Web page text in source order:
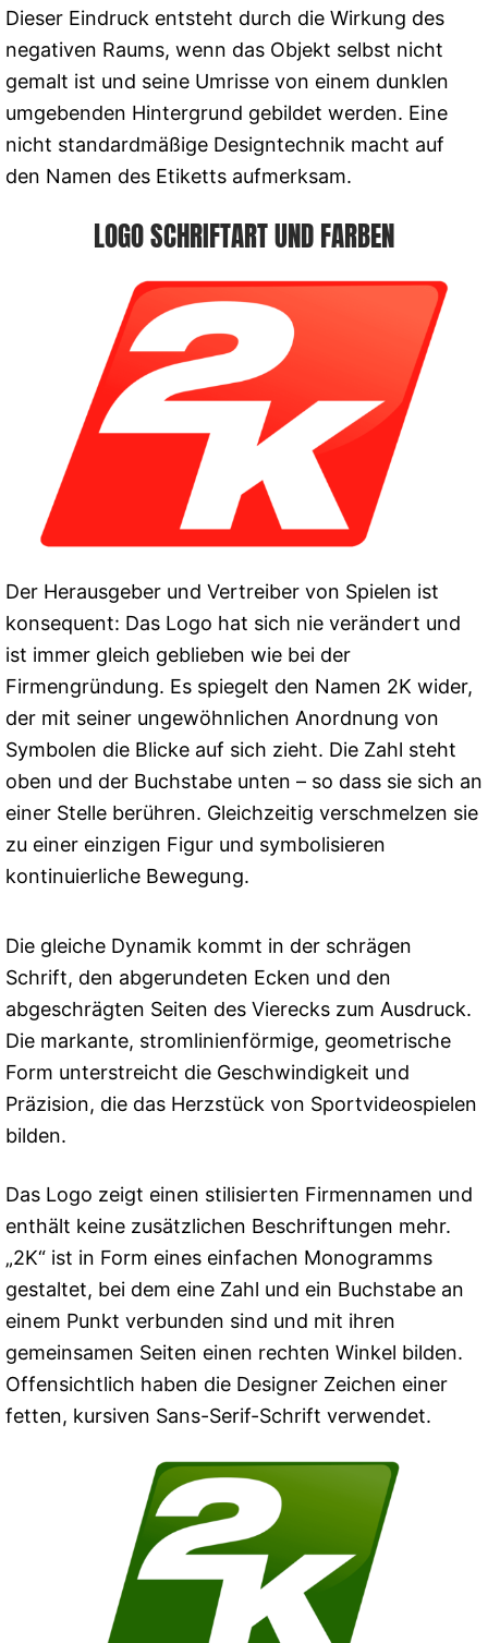
Dieser Eindruck entsteht durch die Wirkung des
negativen Raums, wenn das Objekt selbst nicht
gemalt ist und seine Umrisse von einem dunklen
umgebenden Hintergrund gebildet werden. Eine
nicht standardmäßige Designtechnik macht auf
den Namen des Etiketts aufmerksam.
LOGO SCHRIFTART UND FARBEN
Der Herausgeber und Vertreiber von Spielen ist
konsequent: Das Logo hat sich nie verändert und
ist immer gleich geblieben wie bei der
Firmengründung. Es spiegelt den Namen 2K wider,
der mit seiner ungewöhnlichen Anordnung von
Symbolen die Blicke auf sich zieht. Die Zahl steht
oben und der Buchstabe unten – so dass sie sich an
einer Stelle berühren. Gleichzeitig verschmelzen sie
zu einer einzigen Figur und symbolisieren
kontinuierliche Bewegung.
Die gleiche Dynamik kommt in der schrägen
Schrift, den abgerundeten Ecken und den
abgeschrägten Seiten des Vierecks zum Ausdruck.
Die markante, stromlinienförmige, geometrische
Form unterstreicht die Geschwindigkeit und
Präzision, die das Herzstück von Sportvideospielen
bilden.
Das Logo zeigt einen stilisierten Firmennamen und
enthält keine zusätzlichen Beschriftungen mehr.
„2K“ ist in Form eines einfachen Monogramms
gestaltet, bei dem eine Zahl und ein Buchstabe an
einem Punkt verbunden sind und mit ihren
gemeinsamen Seiten einen rechten Winkel bilden.
Offensichtlich haben die Designer Zeichen einer
fetten, kursiven Sans-Serif-Schrift verwendet.